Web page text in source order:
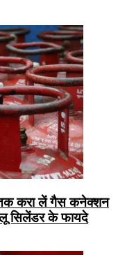
करा लें गैस कनेक्शन
सिलेंडर के फायदे